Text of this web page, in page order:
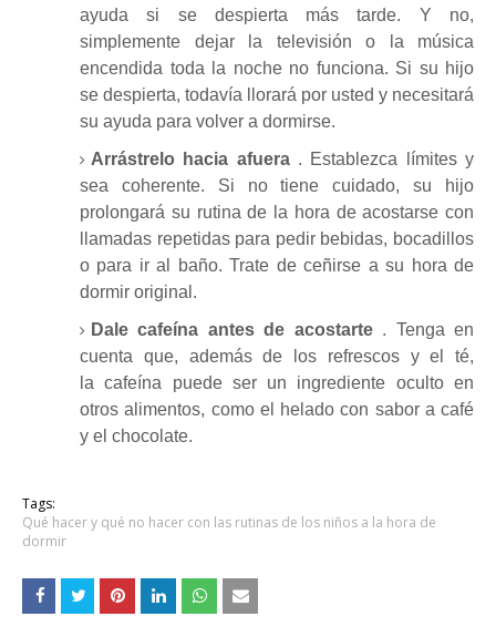
ayuda si se despierta más tarde. Y no,
simplemente dejar la televisión o la música
encendida toda la noche no funciona. Si su hijo
se despierta, todavía llorará por usted y necesitará
su ayuda para volver a dormirse.
Arrástrelo hacia afuera. Establezca límites y
sea coherente. Si no tiene cuidado, su hijo
prolongará su rutina de la hora de acostarse con
llamadas repetidas para pedir bebidas, bocadillos
o para ir al baño. Trate de ceñirse a su hora de
dormir original.
Dale cafeína antes de acostarte. Tenga en
cuenta que, además de los refrescos y el té,
lacafeína puede ser un ingrediente oculto en
otros alimentos, como el helado con sabor a café
y el chocolate.
Tags:
Qué hacer y qué no hacer con las rutinas de los niños a la hora de
dormir